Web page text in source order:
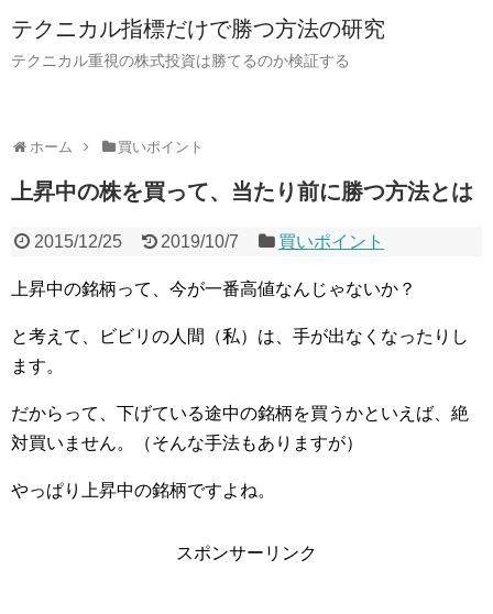
テクニカル指標だけで勝つ方法の研究
テクニカル重視の株式投資は勝てるのか検証する
ホーム 買いポイント
上昇中の株を買って、当たり前に勝つ方法とは
2015/12/25 2019/10/7 買いポイント
上昇中の銘柄って、今が一番高値なんじゃないか？
と考えて、ビビリの人間（私）は、手が出なくなったりし
ます。
だからって、下げている途中の銘柄を買うかといえば、絶
対買いません。（そんな手法もありますが）
やっぱり上昇中の銘柄ですよね。
スポンサーリンク